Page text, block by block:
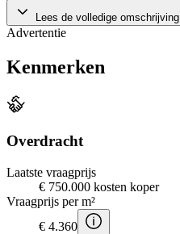
Lees de volledige omschrijving
Advertentie
Kenmerken
Overdracht
Laatste vraagprijs
€ 750.000 kosten koper
Vraagprijs per m²
€ 4.360